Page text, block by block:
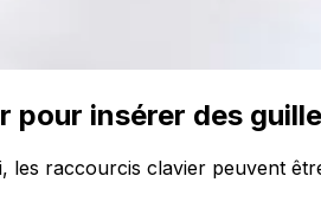
pour insérer des
les raccourcis clavier peuvent